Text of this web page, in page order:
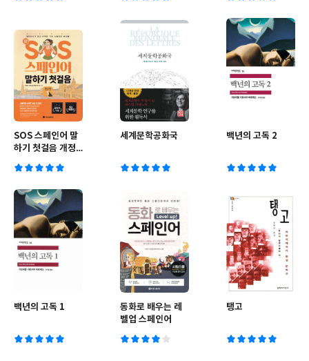
SOS 스페인어 말
하기 첫걸음 개정
세계문학공화국 백년의 고독 2
백년의 고독 1
동화로 배우는 레
벨업 스페인어
탱고